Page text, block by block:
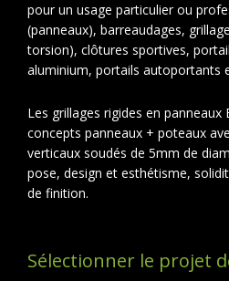
pour un usage particulier ou
(panneaux), barreaudages,
torsion), clôtures sportives,
aluminium, portails autoportants
Les grillages rigides en panneaux
concepts panneaux + poteaux
verticaux soudés de 5mm de
pose, design et esthétisme,
de finition.
Sélectionner le projet